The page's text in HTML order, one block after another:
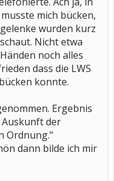
mich bücken,
wurden kurz
Nicht etwa
noch alles
dass die LWS
konnte.
Ergebnis
Auskunft der
Ordnung."
dann bilde ich mir